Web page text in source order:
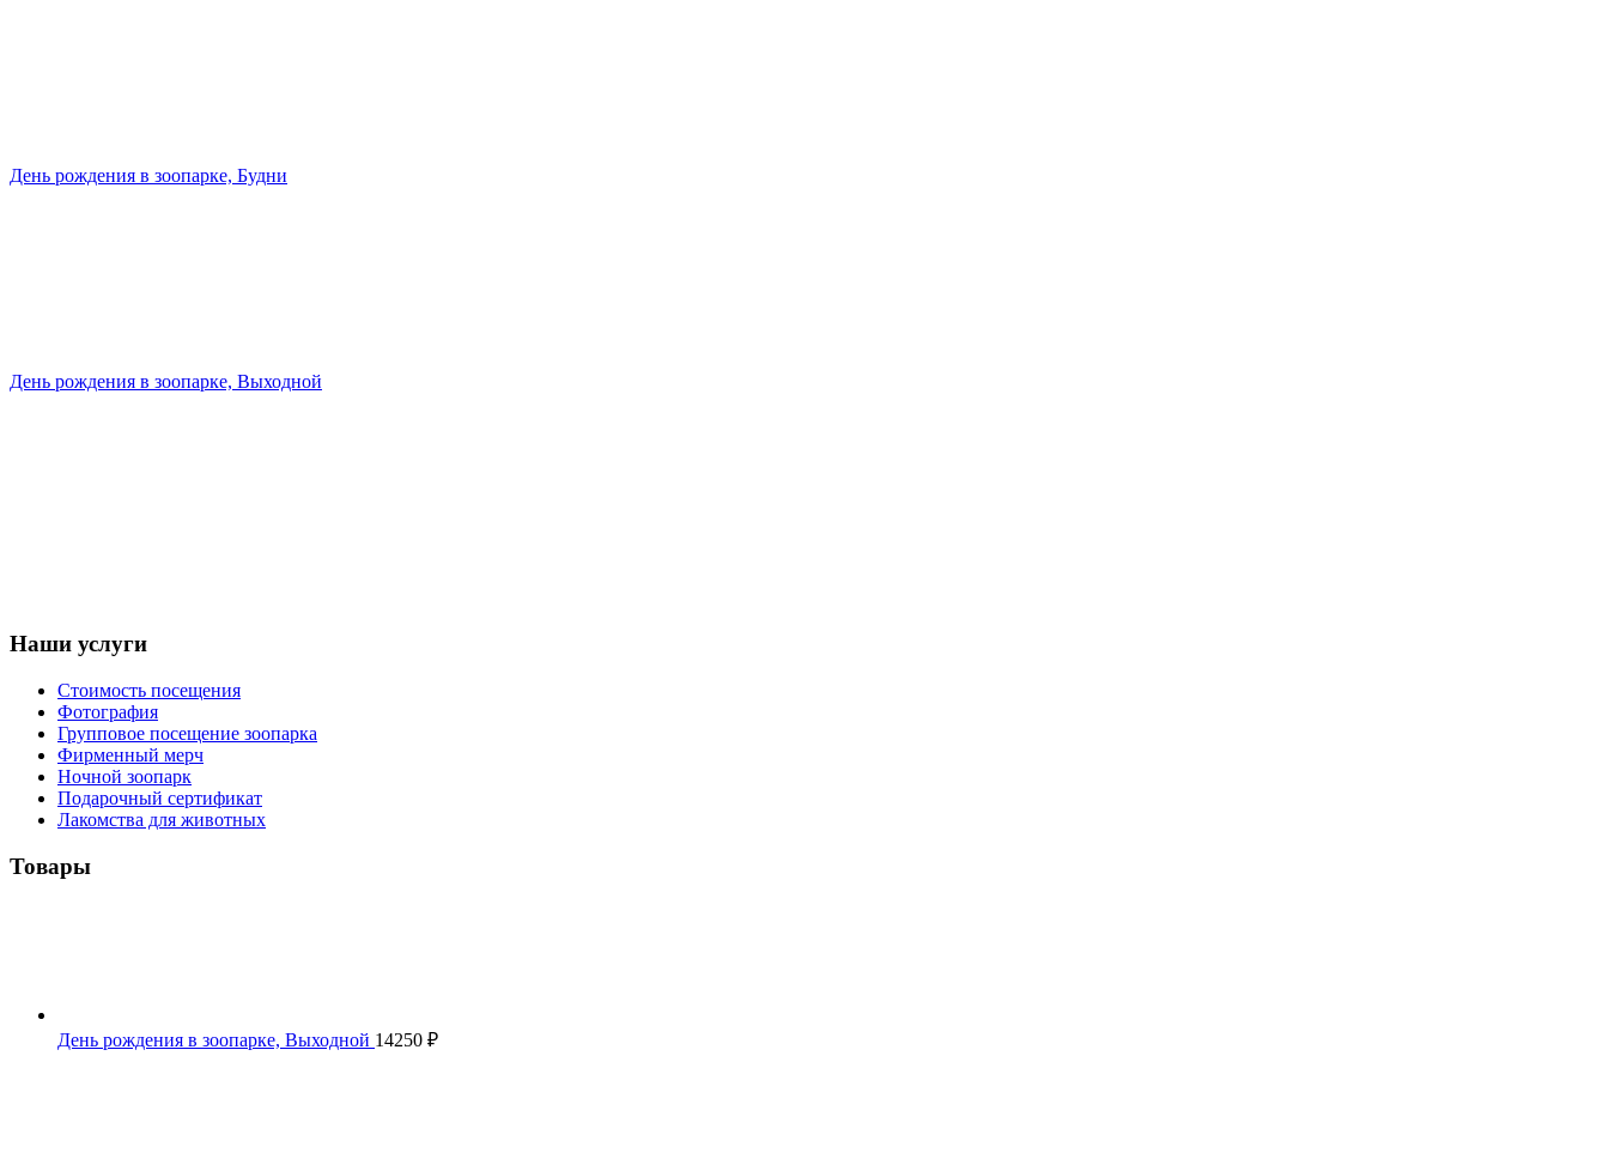
День рождения в зоопарке, Будни
День рождения в зоопарке, Выходной
Наши услуги
Стоимость посещения
Фотография
Групповое посещение зоопарка
Фирменный мерч
Ночной зоопарк
Подарочный сертификат
Лакомства для животных
Товары
День рождения в зоопарке, Выходной 14250 ₽